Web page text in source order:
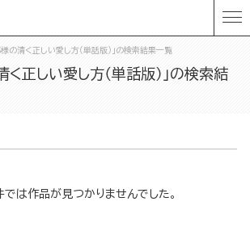
様の清く正しい愛し方（単話版）」の検索結果一覧
く正しい愛し方（単話版）」の検索結
では作品が見つかりませんでした。